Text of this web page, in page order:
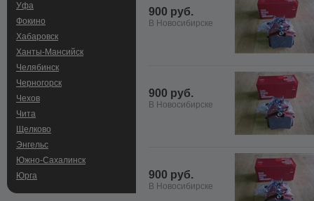
Уфа
Фокино
Хабаровск
Ханты-Мансийск
Челябинск
Черногорск
Чехов
Чита
Щелково
Энгельс
Южно-Сахалинск
Юрга
900 руб.
В Новосибирске
900 руб.
В Новосибирске
900 руб.
В Новосибирске